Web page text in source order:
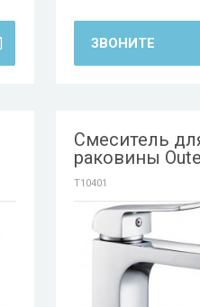
ЗВОНИТЕ
Смеситель
раковины
T10401